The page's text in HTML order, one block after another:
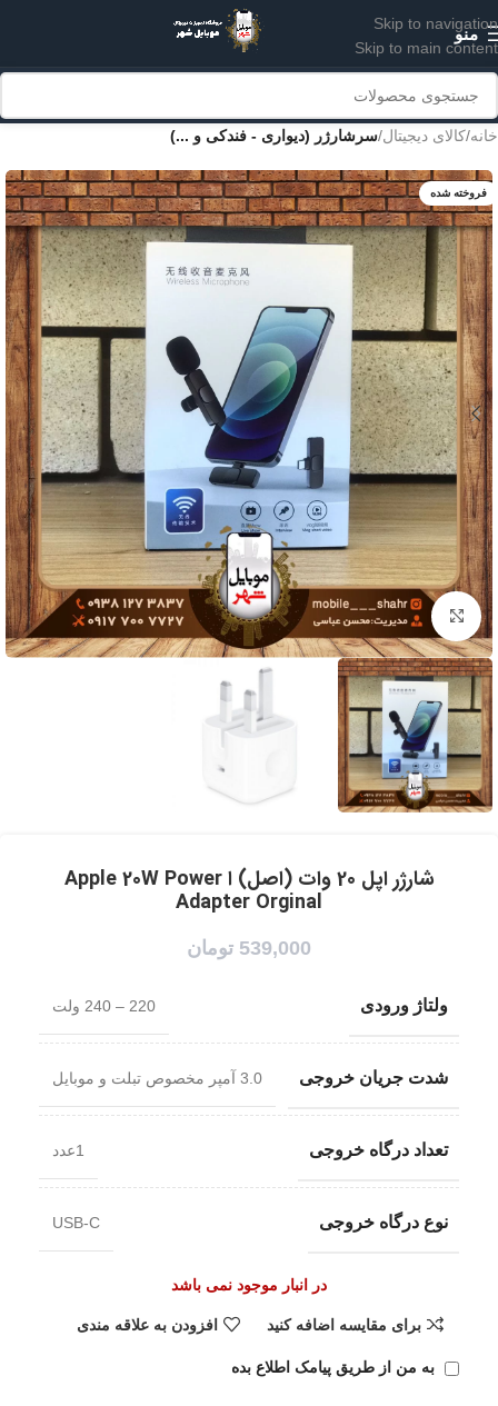
Skip to navigation
Skip to main content
منو
خانه کالای دیجیتال سرشارژر (دیواری - فندکی و ...)
فروخته شده
برای بزرگنمایی کلیک کنید
شارژر اپل 20 وات (اصل) ا Apple 20W Power
Adapter Orginal
539,000 تومان
ولتاژ ورودی 220 – 240 ولت
شدت جریان خروجی 3.0 آمپر مخصوص تبلت و موبایل
تعداد درگاه خروجی 1عدد
نوع درگاه خروجی USB-C
در انبار موجود نمی باشد
برای مقایسه اضافه کنید افزودن به علاقه مندی
به من از طریق پیامک اطلاع بده